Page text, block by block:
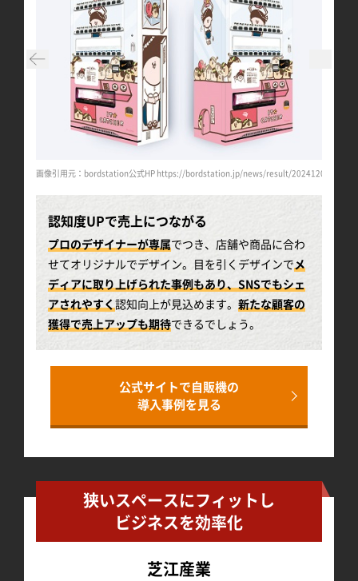
20240812/4976/画像引用元：bordstation公式HP https://bordstation.jp/news/result/20241202/5315/
認知度UPで売上につながる
プロのデザイナーが専属でつき、店舗や商品に合わ
せてオリジナルでデザイン。目を引くデザインで メ
ディアに取り上げられた事例もあり、SNSでもシェ
アされやすく 認知向上が見込めます。 新たな顧客の
獲得で売上アップも期待できるでしょう。
公式サイトで自販機の
導入事例を見る
狭いスペースにフィットし
ビジネスを効率化
芝江産業